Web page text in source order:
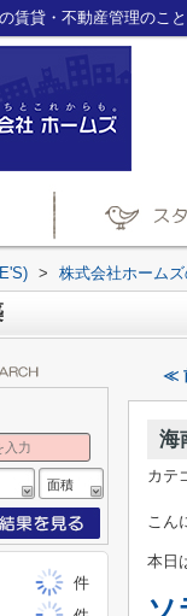
貸・不動産管理のこ
> 株式会社ホーム
≪
海
カテ
こん
本日
ソ
面積
件